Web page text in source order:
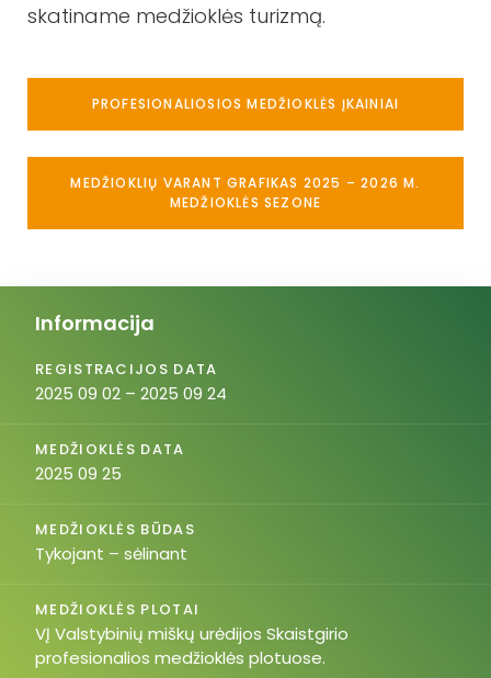
skatiname medžioklės turizmą.
PROFESIONALIOSIOS MEDŽIOKLĖS ĮKAINIAI
MEDŽIOKLIŲ VARANT GRAFIKAS 2025 – 2026 M.
MEDŽIOKLĖS SEZONE
Informacija
REGISTRACIJOS DATA
2025 09 02 – 2025 09 24
MEDŽIOKLĖS DATA
2025 09 25
MEDŽIOKLĖS BŪDAS
Tykojant – sėlinant
MEDŽIOKLĖS PLOTAI
VĮ Valstybinių miškų urėdijos Skaistgirio
profesionalios medžioklės plotuose.